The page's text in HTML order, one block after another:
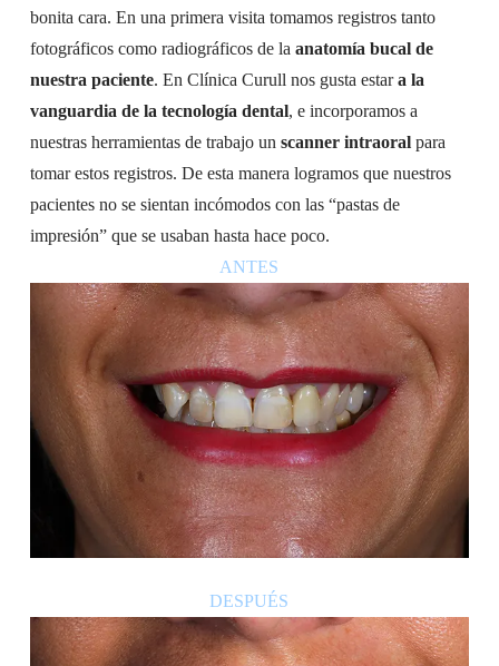
bonita cara. En una primera visita tomamos registros tanto
fotográficos como radiográficos de la anatomía bucal de
nuestra paciente. En Clínica Curull nos gusta estara la
vanguardia de la tecnología dental, e incorporamos a
nuestras herramientas de trabajo un scanner intraoralpara
tomar estos registros. De esta manera logramos que nuestros
pacientes no se sientan incómodos con las “pastas de
impresión” que se usaban hasta hace poco.
ANTES
DESPUÉS